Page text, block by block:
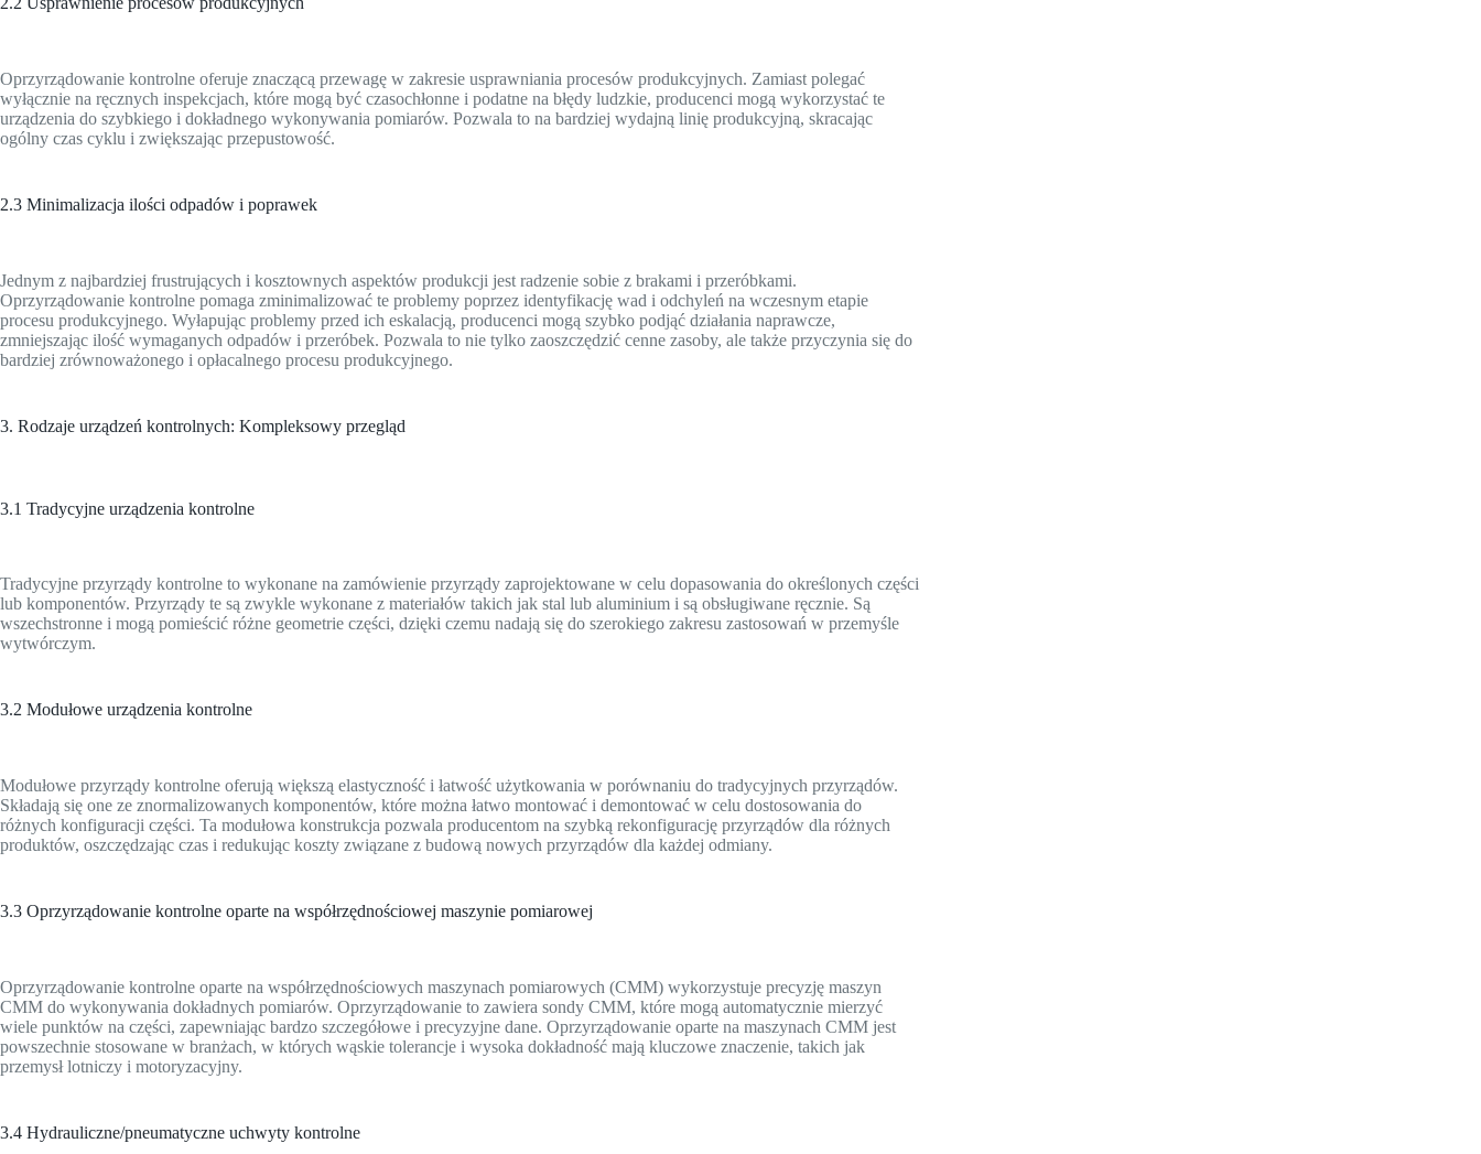
Oprzyrządowanie kontrolne oferuje znaczącą przewagę w zakresie usprawniania procesów produkcyjnych. Zamiast polegać
wyłącznie na ręcznych inspekcjach, które mogą być czasochłonne i podatne na błędy ludzkie, producenci mogą wykorzystać te
urządzenia do szybkiego i dokładnego wykonywania pomiarów. Pozwala to na bardziej wydajną linię produkcyjną, skracając
ogólny czas cyklu i zwiększając przepustowość.
2.3 Minimalizacja ilości odpadów i poprawek
Jednym z najbardziej frustrujących i kosztownych aspektów produkcji jest radzenie sobie z brakami i przeróbkami.
Oprzyrządowanie kontrolne pomaga zminimalizować te problemy poprzez identyfikację wad i odchyleń na wczesnym etapie
procesu produkcyjnego. Wyłapując problemy przed ich eskalacją, producenci mogą szybko podjąć działania naprawcze,
zmniejszając ilość wymaganych odpadów i przeróbek. Pozwala to nie tylko zaoszczędzić cenne zasoby, ale także przyczynia się do
bardziej zrównoważonego i opłacalnego procesu produkcyjnego.
3. Rodzaje urządzeń kontrolnych: Kompleksowy przegląd
3.1 Tradycyjne urządzenia kontrolne
Tradycyjne przyrządy kontrolne to wykonane na zamówienie przyrządy zaprojektowane w celu dopasowania do określonych części
lub komponentów. Przyrządy te są zwykle wykonane z materiałów takich jak stal lub aluminium i są obsługiwane ręcznie. Są
wszechstronne i mogą pomieścić różne geometrie części, dzięki czemu nadają się do szerokiego zakresu zastosowań w przemyśle
wytwórczym.
3.2 Modułowe urządzenia kontrolne
Modułowe przyrządy kontrolne oferują większą elastyczność i łatwość użytkowania w porównaniu do tradycyjnych przyrządów.
Składają się one ze znormalizowanych komponentów, które można łatwo montować i demontować w celu dostosowania do
różnych konfiguracji części. Ta modułowa konstrukcja pozwala producentom na szybką rekonfigurację przyrządów dla różnych
produktów, oszczędzając czas i redukując koszty związane z budową nowych przyrządów dla każdej odmiany.
3.3 Oprzyrządowanie kontrolne oparte na współrzędnościowej maszynie pomiarowej
Oprzyrządowanie kontrolne oparte na współrzędnościowych maszynach pomiarowych (CMM) wykorzystuje precyzję maszyn
CMM do wykonywania dokładnych pomiarów. Oprzyrządowanie to zawiera sondy CMM, które mogą automatycznie mierzyć
wiele punktów na części, zapewniając bardzo szczegółowe i precyzyjne dane. Oprzyrządowanie oparte na maszynach CMM jest
powszechnie stosowane w branżach, w których wąskie tolerancje i wysoka dokładność mają kluczowe znaczenie, takich jak
przemysł lotniczy i motoryzacyjny.
3.4 Hydrauliczne/pneumatyczne uchwyty kontrolne